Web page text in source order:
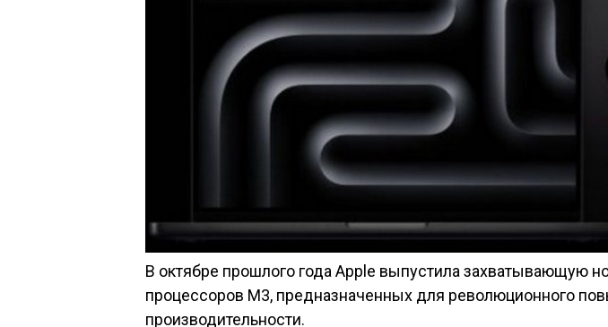
В октябре прошлого года Apple выпустила захватывающую
процессоров M3, предназначенных для революционного
производительности.